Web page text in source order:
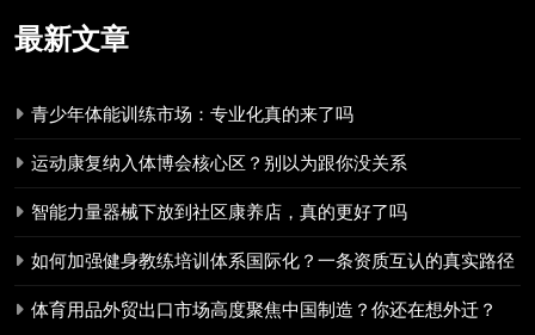
最新文章
青少年体能训练市场：专业化真的来了吗
运动康复纳入体博会核心区？别以为跟你没关系
智能力量器械下放到社区康养店，真的更好了吗
如何加强健身教练培训体系国际化？一条资质互认的真实路径
体育用品外贸出口市场高度聚焦中国制造？你还在想外迁？